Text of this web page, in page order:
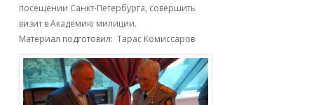
посещении Санкт-Петербурга, совершить
визит в Академию милиции.
Материал подготовил: Тарас Комиссаров